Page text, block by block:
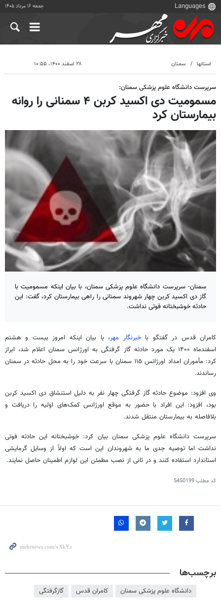
جمعه ۱۶ مرداد ۱۴۰۵
استانها سمنان ۲۸ اسفند ۱۴۰۰، ۱۰:۵۵
سرپرست دانشگاه علوم پزشکی سمنان:
مسمومیت دی اکسید کربن ۴ سمنانی را روانه
بیمارستان کرد
سمنان- سرپرست دانشگاه علوم پزشکی سمنان، با بیان اینکه مسمومیت با
گاز دی اکسید کربن چهار شهروند سمنانی را راهی بیمارستان کرد، گفت: این
حادثه خوشبختانه فوتی نداشت.
کامران قدس در گفتگو باخبرنگار مهر، با بیان اینکه امروز بیست و هشتم
اسفندماه ۱۴۰۰ یک مورد حادثه گاز گرفتگی به اورژانس سمنان اعلام شد، ابراز
کرد: مأموران امداد اورژانس ۱۱۵ سمنان با سرعت خود را به محل حادثه در سمنان
رساندند.
وی افزود: موضوع حادثه گاز گرفتگی چهار نفر به دلیل استنشاق دی اکسید کربن
بود، افزود: این افراد با حضور به موقع اورژانس کمک‌های اولیه را دریافت و
بلافاصله به بیمارستان منتقل شدند.
سرپرست دانشگاه علوم پزشکی سمنان بیان کرد: خوشبختانه این حادثه فوتی
نداشت اما توصیه جدی ما به شهروندان این است که اولاً از وسایل گرمایشی
استاندارد استفاده کنند و در ثانی از نصب مطمئن این لوازم اطمینان حاصل نمایند.
کد مطلب5450199
برچسب‌ها
دانشگاه علوم پزشكی سمنان کامران قدس گازگرفتگی